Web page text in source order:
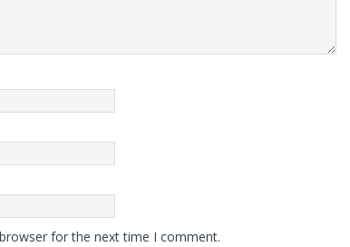
for the next time I comment.